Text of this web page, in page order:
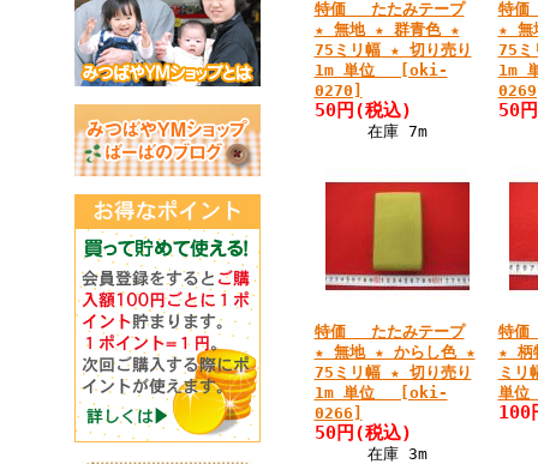
特価 たたみテープ
★ 無地 ★ 群青色 ★
75ミリ幅 ★ 切り売り
1m 単位 [oki-
0270]
50円 (税込)
在庫 7m
特価
★ 無
75ミ
1m
50円
特価 たたみテープ
★ 無地 ★ からし色 ★
75ミリ幅 ★ 切り売り
1m 単位 [oki-
0266]
50円 (税込)
在庫 3m
特価
★
ミリ
単
100